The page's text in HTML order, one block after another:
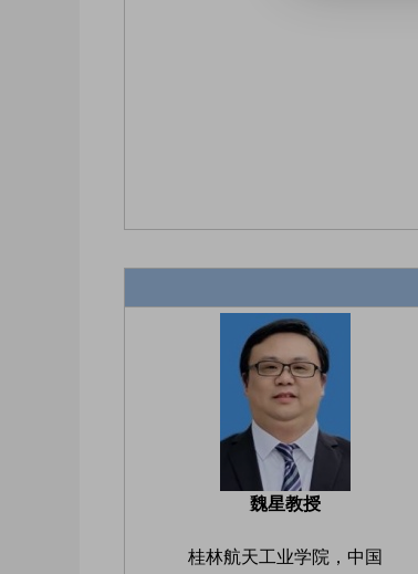
魏星教授
桂林航天工业学院，中国